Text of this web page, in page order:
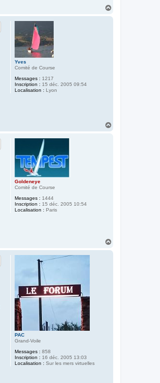
Yves
Comité de Course
Messages : 1217
Inscription : 15 déc. 2005 09:54
Localisation : Lyon
Goldeneye
Comité de Course
Messages : 1444
Inscription : 15 déc. 2005 10:54
Localisation : Paris
PAC
Grand-Voile
Messages : 858
Inscription : 16 déc. 2005 13:03
Localisation : Sur les mers virtuelles